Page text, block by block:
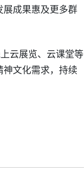
成果惠及更多群
云展览、云课堂等
文化需求，持续